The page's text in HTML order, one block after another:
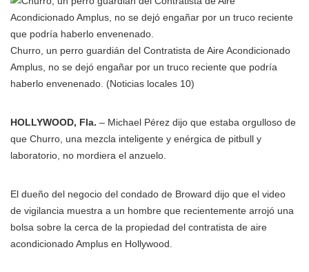
Churro, un perro guardián del Contratista de Aire Acondicionado
Amplus, no se dejó engañar por un truco reciente que podría
haberlo envenenado. (Noticias locales 10)
HOLLYWOOD, Fla. – Michael Pérez dijo que estaba orgulloso de
que Churro, una mezcla inteligente y enérgica de pitbull y
laboratorio, no mordiera el anzuelo.
El dueño del negocio del condado de Broward dijo que el video
de vigilancia muestra a un hombre que recientemente arrojó una
bolsa sobre la cerca de la propiedad del contratista de aire
acondicionado Amplus en Hollywood.